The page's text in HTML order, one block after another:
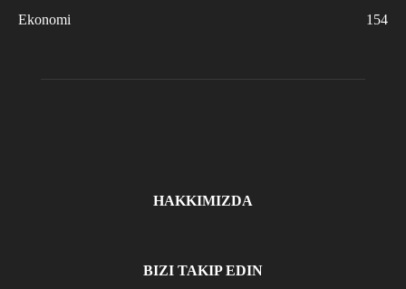
Ekonomi
154
HAKKIMIZDA
BIZI TAKIP EDIN